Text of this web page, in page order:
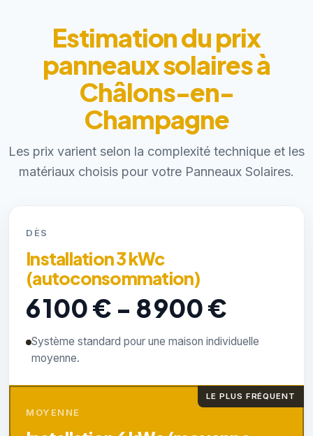
Estimation du prix
panneaux solaires à
Châlons-en-
Champagne
Les prix varient selon la complexité technique et les
matériaux choisis pour votre Panneaux Solaires.
DÈS
Installation 3 kWc
(autoconsommation)
6 100 € - 8 900 €
Système standard pour une maison individuelle
moyenne.
LE PLUS FRÉQUENT
MOYENNE